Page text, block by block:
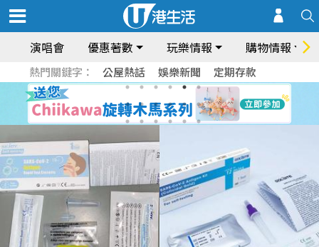
演唱會 優惠著數 玩樂情報 購物情報
熱門關鍵字： 公屋熱話 娛樂新聞 定期存款